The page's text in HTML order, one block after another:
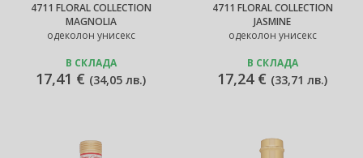
4711 FLORAL COLLECTION
MAGNOLIA
одеколон унисекс
В СКЛАДА
17,41 € (34,05 лв.)
4711 FLORAL COLLECTION
JASMINE
одеколон унисекс
В СКЛАДА
17,24 € (33,71 лв.)